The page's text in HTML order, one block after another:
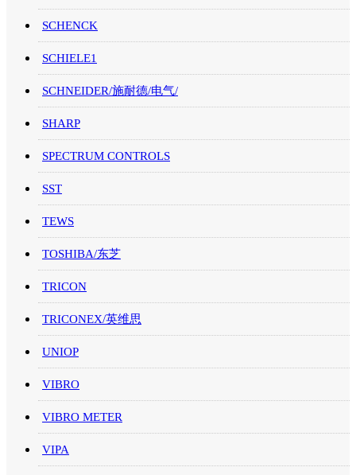
SCHENCK
SCHIELE1
SCHNEIDER/施耐德/电气/
SHARP
SPECTRUM CONTROLS
SST
TEWS
TOSHIBA/东芝
TRICON
TRICONEX/英维思
UNIOP
VIBRO
VIBRO METER
VIPA